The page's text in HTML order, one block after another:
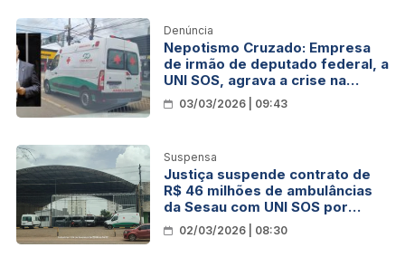
Denúncia
Nepotismo Cruzado: Empresa
de irmão de deputado federal, a
UNI SOS, agrava a crise na
licitação das ambulâncias da
SESAU
03/03/2026 | 09:43
Suspensa
Justiça suspende contrato de
R$ 46 milhões de ambulâncias
da Sesau com UNI SOS por
indícios de graves
irregularidades
02/03/2026 | 08:30